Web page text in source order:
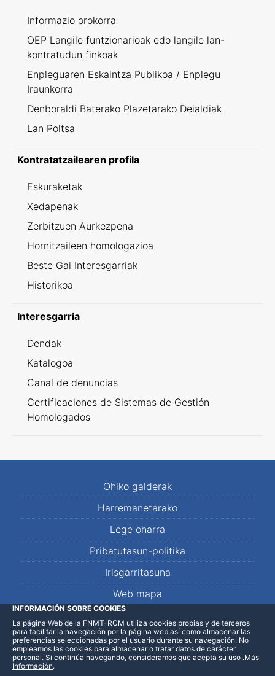
Informazio orokorra
OEP Langile funtzionarioak edo langile lan-
kontratudun finkoak
Enpleguaren Eskaintza Publikoa / Enplegu
Iraunkorra
Denboraldi Baterako Plazetarako Deialdiak
Lan Poltsa
Kontratatzailearen profila
Eskuraketak
Xedapenak
Zerbitzuen Aurkezpena
Hornitzaileen homologazioa
Beste Gai Interesgarriak
Historikoa
Interesgarria
Dendak
Katalogoa
Canal de denuncias
Certificaciones de Sistemas de Gestión
Homologados
Ohiko galderak
Harremanetarako
Lege oharra
Pribatutasun-politika
Irisgarritasuna
Web mapa
LinkedInFacebookWhatsApp
INFORMACIÓN SOBRE COOKIES
La página Web de la FNMT-RCM utiliza cookies propias y de terceros
para facilitar la navegación por la página web así como almacenar las
preferencias seleccionadas por el usuario durante su navegación. No
empleamos las cookies para almacenar o tratar datos de carácter
personal. Si continúa navegando, consideramos que acepta su uso .Más
Información.